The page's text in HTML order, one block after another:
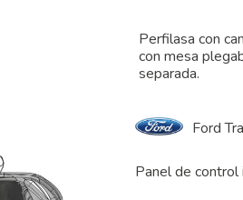
Perfilasa con
con mesa
separada.
Ford
Panel de